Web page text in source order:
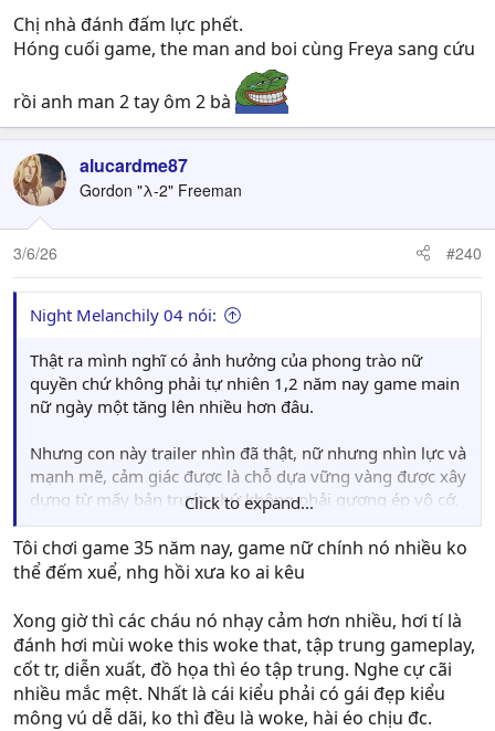
Chị nhà đánh đấm lực phết.
Hóng cuối game, the man and boi cùng Freya sang cứu
rồi anh man 2 tay ôm 2 bà
alucardme87
Gordon "λ-2" Freeman
3/6/26 #240
Night Melanchily 04 nói:
Thật ra mình nghĩ có ảnh hưởng của phong trào nữ
quyền chứ không phải tự nhiên 1,2 năm nay game main
nữ ngày một tăng lên nhiều hơn đâu.
Nhưng con này trailer nhìn đã thật, nữ nhưng nhìn lực và
mạnh mẽ, cảm giác được là chỗ dựa vững vàng được xây
dựng từ mấy bản trước chứ không phải gượng ép vô cớ,
có nền tảng rõ ràng. Với kiểu bây giờ xem như là 1 thế
giới độc lập, không bị vướng bận nhiều vào thần thoại
nên ngóng chờ ghê
Lúc kết thúc của GOW 2018 thấy buồn buồn nên giờ
mong là gia đình đoàn tụ hoặc chí ít còn có cơ hội gặp lại
2 cha con.
Click to expand...
Tôi chơi game 35 năm nay, game nữ chính nó nhiều ko
thể đếm xuể, nhg hồi xưa ko ai kêu
Xong giờ thì các cháu nó nhạy cảm hơn nhiều, hơi tí là
đánh hơi mùi woke this woke that, tập trung gameplay,
cốt tr, diễn xuất, đồ họa thì éo tập trung. Nghe cự cãi
nhiều mắc mệt. Nhất là cái kiểu phải có gái đẹp kiểu
mông vú dễ dãi, ko thì đều là woke, hài éo chịu đc.